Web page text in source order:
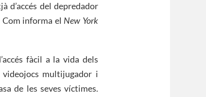
d’accés del depredador
informa el New York
fàcil a la vida dels
multijugador i
de les seves víctimes.